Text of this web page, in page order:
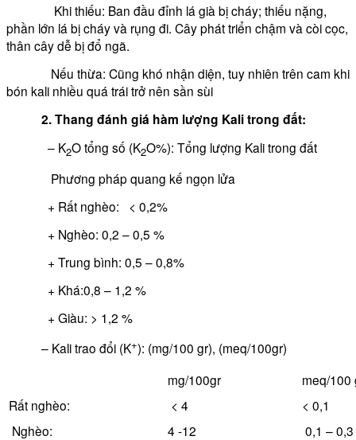
Khi thiếu: Ban đầu đỉnh lá già bị cháy; thiếu nặng,
phần lớn lá bị cháy và rụng đi. Cây phát triển chậm và còi cọc,
thân cây dễ bị đổ ngã.
Nếu thừa: Cũng khó nhận diện, tuy nhiên trên cam khi
bón kali nhiều quá trái trở nên sần sùi
2. Thang đánh giá hàm lượng Kali trong đất:
– K2O tổng số (K2O%): Tổng lượng Kali trong đất
Phương pháp quang kế ngọn lửa
+ Rất nghèo: < 0,2%
+ Nghèo: 0,2 – 0,5 %
+ Trung bình: 0,5 – 0,8%
+ Khá:0,8 – 1,2 %
+ Giàu: > 1,2 %
– Kali trao đổi (K+): (mg/100 gr), (meq/100gr)
mg/100gr
meq/100
Rất nghèo:
< 4
< 0,1
Nghèo:
4 -12 0,1 – 0,3